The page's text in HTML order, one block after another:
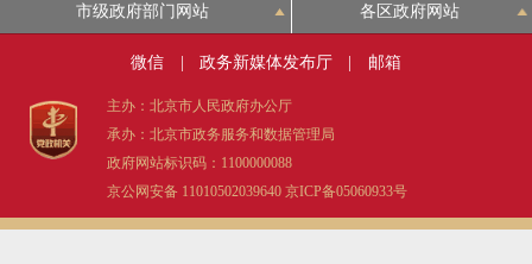
市级政府部门网站 各区政府网站
微信 政务新媒体发布厅 邮箱
主办：北京市人民政府办公厅
承办：北京市政务服务和数据管理局
政府网站标识码：1100000088
京公网安备 11010502039640 京ICP备05060933号